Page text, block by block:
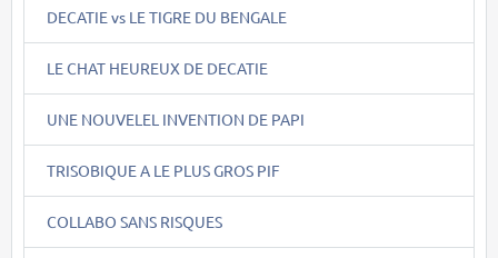
DECATIE vs LE TIGRE DU BENGALE
LE CHAT HEUREUX DE DECATIE
UNE NOUVELEL INVENTION DE PAPI
TRISOBIQUE A LE PLUS GROS PIF
COLLABO SANS RISQUES